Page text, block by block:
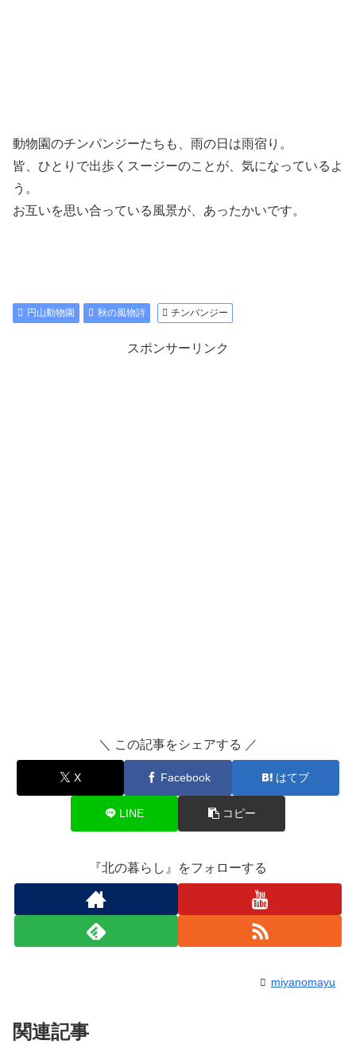
動物園のチンパンジーたちも、雨の日は雨宿り。
皆、ひとりで出歩くスージーのことが、気になっているよ
う。
お互いを思い合っている風景が、あったかいです。
円山動物園 秋の風物詩 チンパンジー
スポンサーリンク
＼ この記事をシェアする ／
X Facebook はてブ
LINE コピー
『北の暮らし』をフォローする
miyanomayu
関連記事